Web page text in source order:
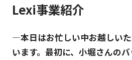
Lexi事業紹介
―本日はお忙しい中お越しい
います。最初に、小堀さんの